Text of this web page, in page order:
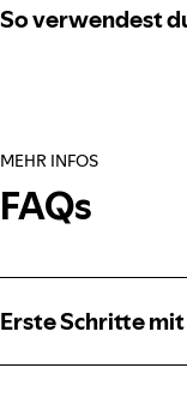
So verwendest
MEHR INFOS
FAQs
Erste Schritte
Erste Schritte